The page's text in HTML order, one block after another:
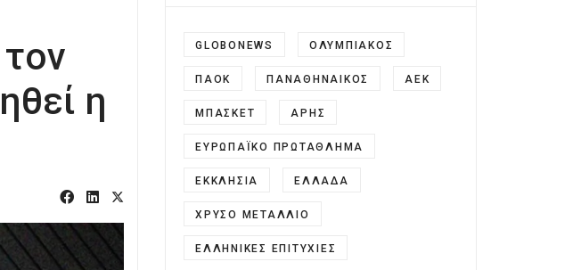
η
GLOBONEWS ΟΛΥΜΠΙΑΚΌΣ
ΠΑΟΚ ΠΑΝΑΘΗΝΑΙΚΟΣ ΑΕΚ
ΜΠΑΣΚΕΤ ΆΡΗΣ
ΕΥΡΩΠΑΪΚΌ ΠΡΩΤΆΘΛΗΜΑ
ΕΚΚΛΗΣΊΑ ΕΛΛΆΔΑ
ΧΡΥΣΌ ΜΕΤΆΛΛΙΟ
ΕΛΛΗΝΙΚΈΣ ΕΠΙΤΥΧΊΕΣ